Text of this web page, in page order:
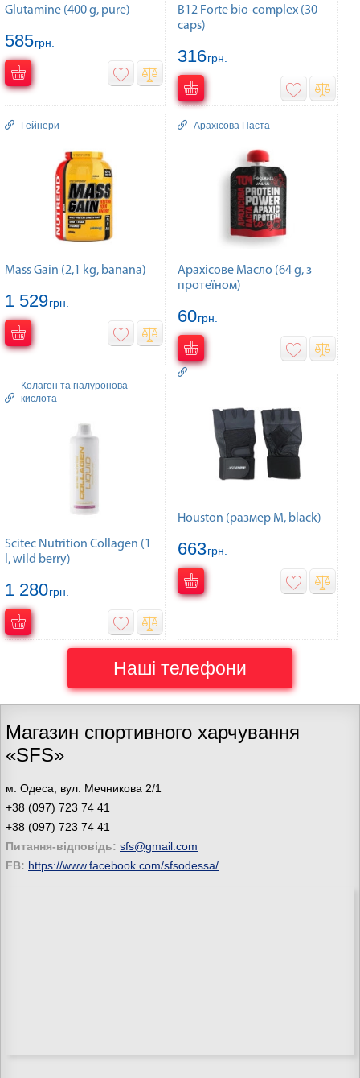
Glutamine (400 g, pure)
585грн.
B12 Forte bio-complex (30
caps)
316грн.
Гейнери
Mass Gain (2,1 kg, banana)
1 529грн.
Арахісова Паста
Арахісове Масло (64 g, з
протеїном)
60грн.
Колаген та гiалуронова
кислота
Scitec Nutrition Collagen (1
l, wild berry)
1 280грн.
Houston (размер M, black)
663грн.
Наші телефони
Магазин спортивного харчування
«SFS»
м. Одеса, вул. Мечникова 2/1
+38 (097) 723 74 41
+38 (097) 723 74 41
Питання-відповідь: sfs@gmail.com
FB: https://www.facebook.com/sfsodessa/